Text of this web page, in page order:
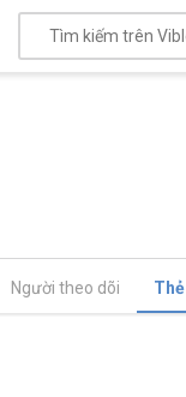
Người theo dõi Thẻ